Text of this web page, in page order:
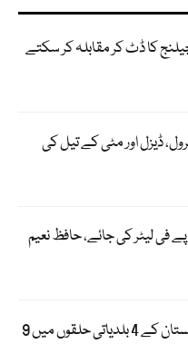
کا ڈٹ کر مقابلہ کر سکتے
ڈیزل اور مٹی کے تیل کی
کی قیمت 228 روپے فی لیٹر کی جائے، حافظ نعیم
الیکشن کمیشن نے بلوچستان کے 4 بلدیاتی حلقوں میں 9